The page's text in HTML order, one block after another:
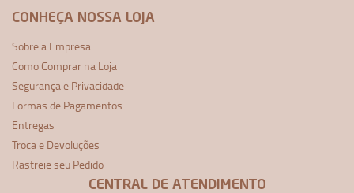
CONHEÇA NOSSA LOJA
Sobre a Empresa
Como Comprar na Loja
Segurança e Privacidade
Formas de Pagamentos
Entregas
Troca e Devoluções
Rastreie seu Pedido
CENTRAL DE ATENDIMENTO